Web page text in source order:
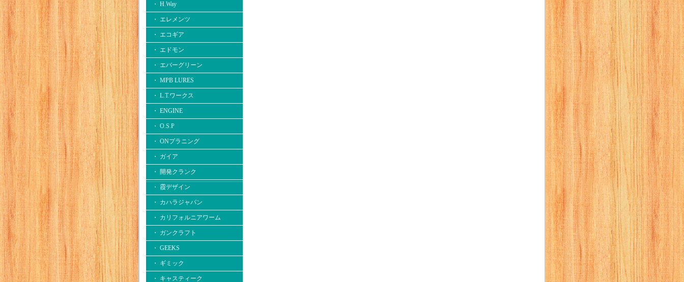
・ H.Way
・ エレメンツ
・ エコギア
・ エドモン
・ エバーグリーン
・ MPB LURES
・ L.T.ワークス
・ ENGINE
・ O.S.P
・ ONプラニング
・ ガイア
・ 開発クランク
・ 霞デザイン
・ カハラジャパン
・ カリフォルニアワーム
・ ガンクラフト
・ GEEKS
・ ギミック
・ キャスティーク